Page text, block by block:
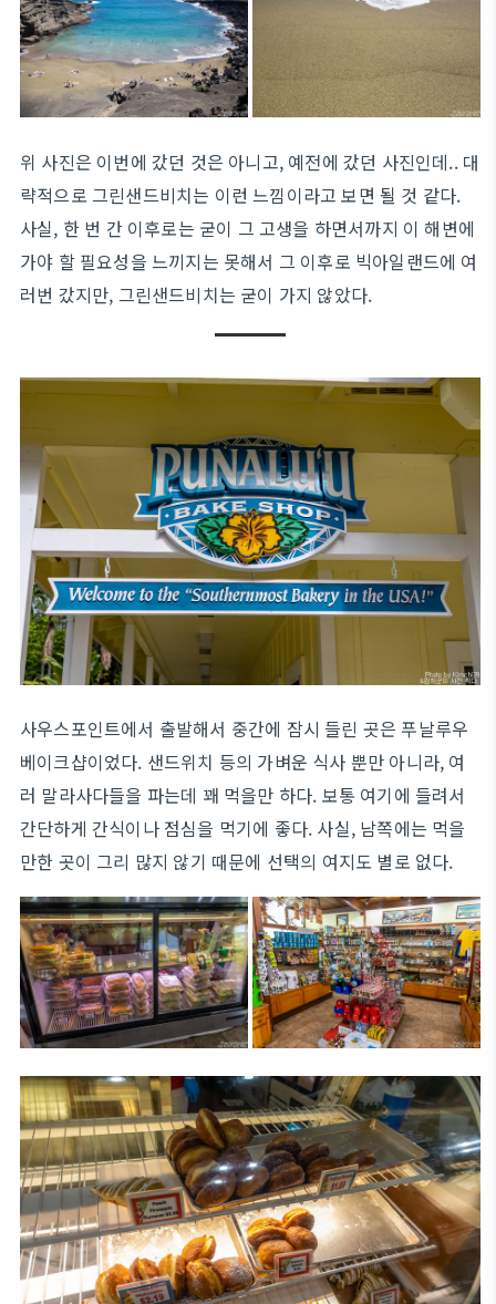
위 사진은 이번에 갔던 것은 아니고, 예전에 갔던 사진인데.. 대
략적으로 그린샌드비치는 이런 느낌이라고 보면 될 것 같다.
사실, 한 번 간 이후로는 굳이 그 고생을 하면서까지 이 해변에
가야 할 필요성을 느끼지는 못해서 그 이후로 빅아일랜드에 여
러번 갔지만, 그린샌드비치는 굳이 가지 않았다.
사우스포인트에서 출발해서 중간에 잠시 들린 곳은 푸날루우
베이크샵이었다. 샌드위치 등의 가벼운 식사 뿐만 아니라, 여
러 말라사다들을 파는데 꽤 먹을만 하다. 보통 여기에 들려서
간단하게 간식이나 점심을 먹기에 좋다. 사실, 남쪽에는 먹을
만한 곳이 그리 많지 않기 때문에 선택의 여지도 별로 없다.